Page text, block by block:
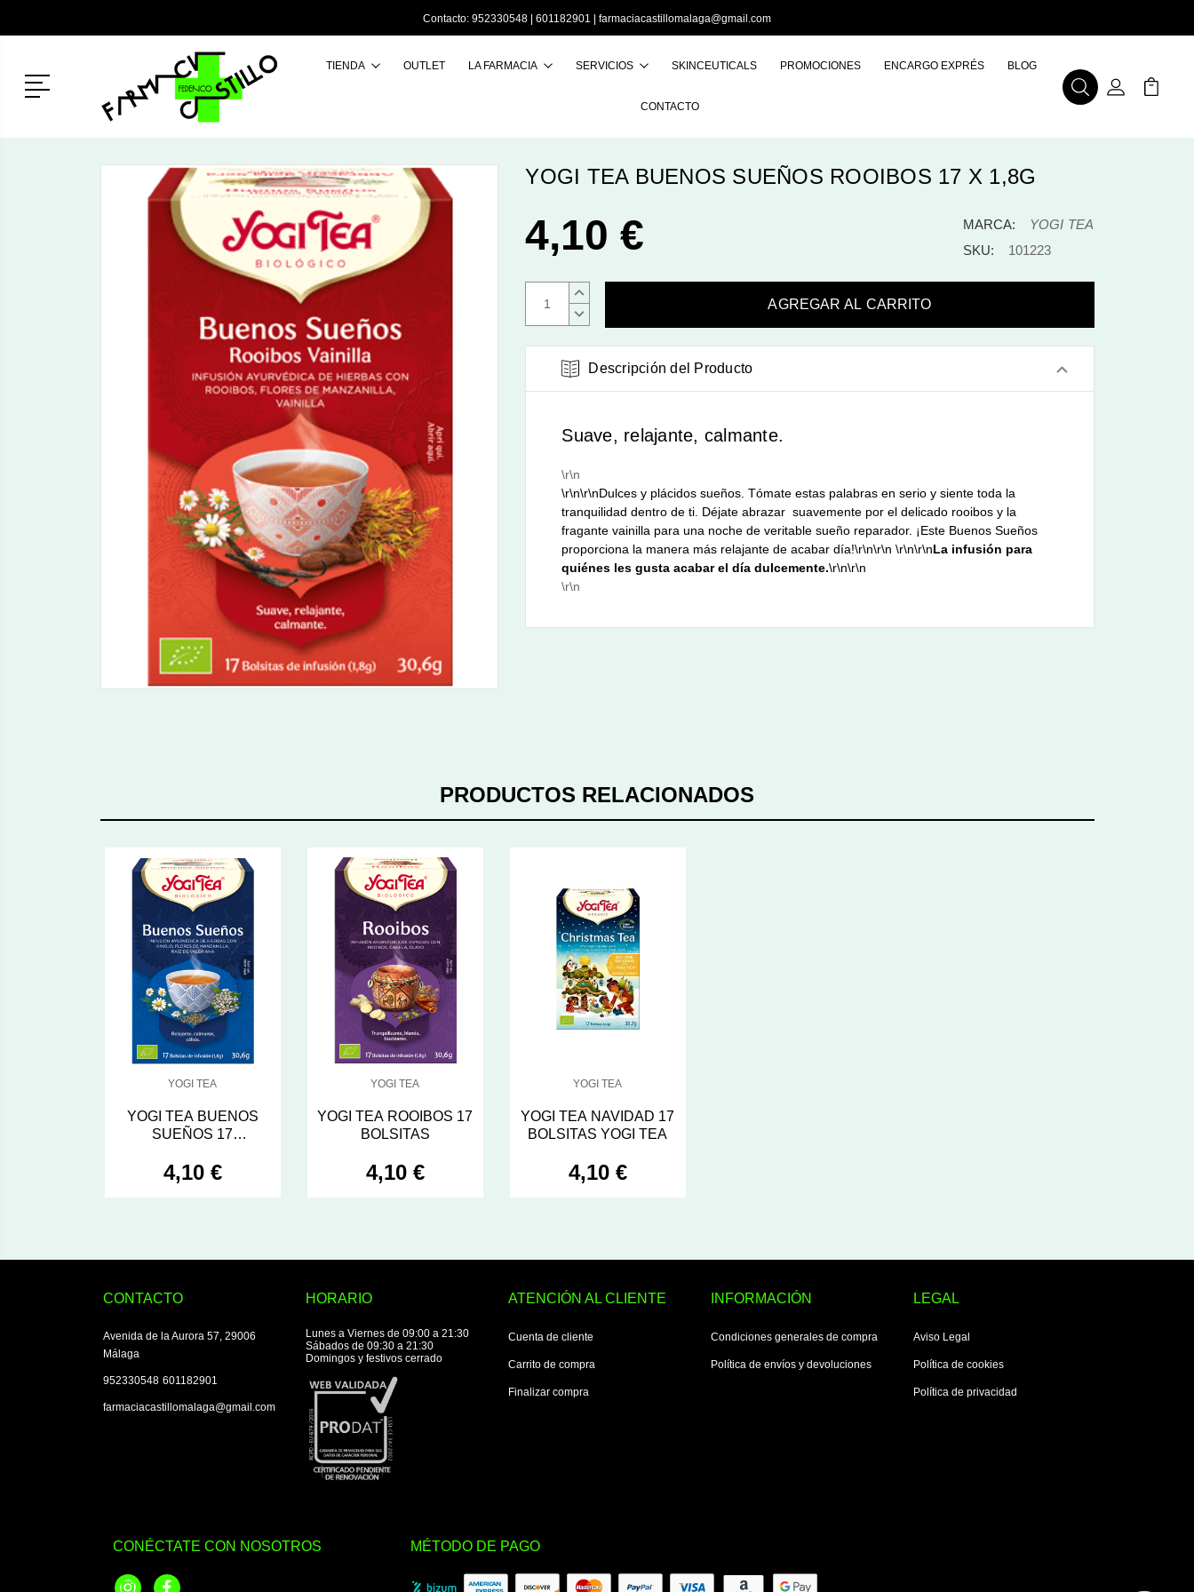
Contacto: 952330548 | 601182901 | farmaciacastillomalaga@gmail.com
Menú
TIENDA OUTLET LA FARMACIA SERVICIOS SKINCEUTICALS PROMOCIONES ENCARGO EXPRÉS BLOG
CONTACTO
BuscarMi Cuenta
Mi
YOGI TEA BUENOS SUEÑOS ROOIBOS 17 X 1,8G
4,10 €
AUMENTAR
DISMINUIR
CANTIDAD:
MARCA:
YOGI TEA
SKU:
101223
Descripción del Producto
Suave, relajante, calmante.
\r\n
\r\n\r\nDulces y plácidos sueños. Tómate estas palabras en serio y siente toda la
tranquilidad dentro de ti. Déjate abrazar suavemente por el delicado rooibos y la
fragante vainilla para una noche de veritable sueño reparador. ¡Este Buenos Sueños
proporciona la manera más relajante de acabar día!\r\n\r\n \r\n\r\nLa infusión para
quiénes les gusta acabar el día dulcemente.\r\n\r\n
\r\n
PRODUCTOS RELACIONADOS
YOGI TEA
YOGI TEA BUENOS
SUEÑOS 17
4,10 €
YOGI TEA
YOGI TEA ROOIBOS 17
BOLSITAS
4,10 €
YOGI TEA
YOGI TEA NAVIDAD 17
BOLSITAS YOGI TEA
4,10 €
CONTACTO
Avenida de la Aurora 57, 29006
Málaga
952330548 601182901
farmaciacastillomalaga@gmail.com
HORARIO
Lunes a Viernes de 09:00 a 21:30
Sábados de 09:30 a 21:30
Domingos y festivos cerrado
ATENCIÓN AL CLIENTE
Cuenta de cliente
Carrito de compra
Finalizar compra
INFORMACIÓN
Condiciones generales de compra
Política de envíos y devoluciones
LEGAL
Aviso Legal
Política de cookies
Política de privacidad
CONÉCTATE CON NOSOTROS MÉTODO DE PAGO